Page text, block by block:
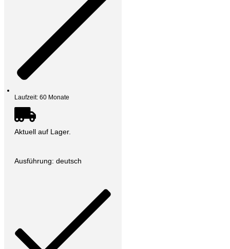
Laufzeit: 60 Monate
Aktuell auf Lager.
Ausführung: deutsch